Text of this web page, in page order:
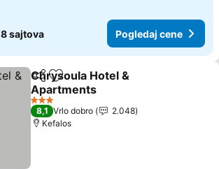
8 sajtova Pogledaj cene
Deli Dodati u favorite
Chrysoula Hotel &
Apartments
3 Zvezdice
8,1 Vrlo dobro
2.048
Kefalos